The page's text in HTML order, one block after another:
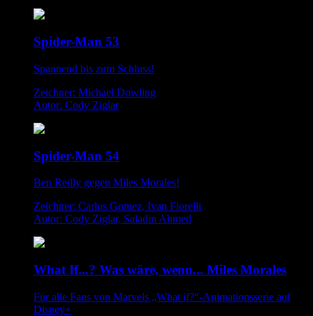
Spider-Man 53
Spannend bis zum Schluss!
Zeichner: Michael Dowling
Autor: Cody Ziglar
Spider-Man 54
Ben Reilly gegen Miles Morales!
Zeichner: Carlos Gomez, Ivan Fiorelli
Autor: Cody Ziglar, Saladin Ahmed
What If...? Was wäre, wenn... Miles Morales
Für alle Fans von Marvels „What if?“-Animationsserie auf
Disney+